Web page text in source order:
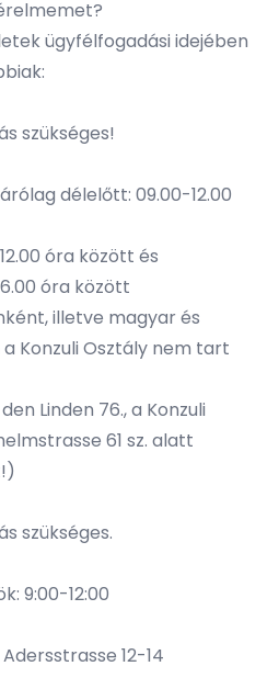
ügyfélfogadási idejében
szükséges!
délelőtt: 09.00-12.00
óra között és
óra között
illetve magyar és
Konzuli Osztály nem tart
Linden 76., a Konzuli
61 sz. alatt
szükséges.
9:00-12:00
12-14